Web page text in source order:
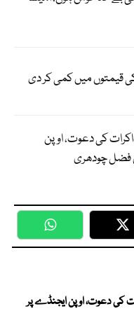
قیمتوں میں کمی کر دی
کی دعوت، اوپن
فضل چودھری
WhatsApp
کی دعوت، اوپن ایجنڈے پر